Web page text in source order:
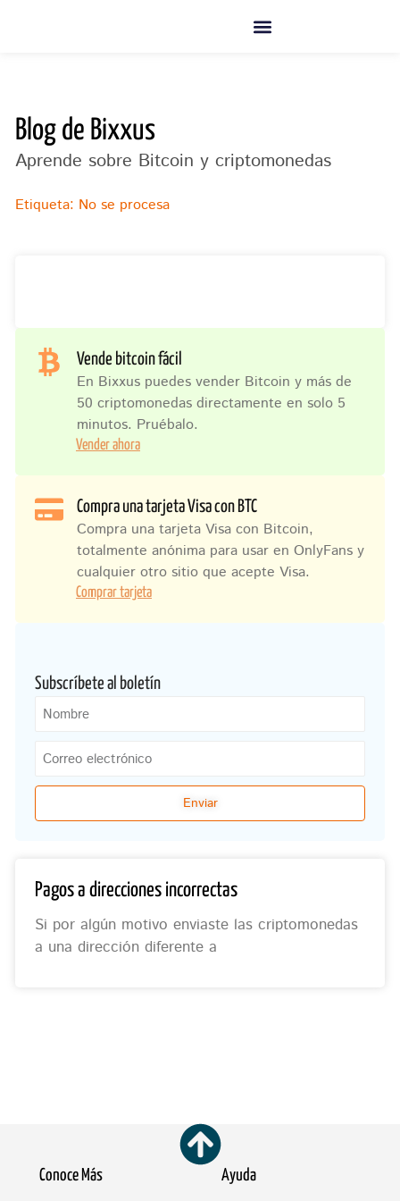
Blog de Bixxus
Aprende sobre Bitcoin y criptomonedas
Etiqueta: No se procesa
Vende bitcoin fácil
En Bixxus puedes vender Bitcoin y más de
50 criptomonedas directamente en solo 5
minutos. Pruébalo.
Vender ahora
Compra una tarjeta Visa con BTC
Compra una tarjeta Visa con Bitcoin,
totalmente anónima para usar en OnlyFans y
cualquier otro sitio que acepte Visa.
Comprar tarjeta
Subscríbete al boletín
Nombre
Correo
electrónico
Enviar
Pagos a direcciones incorrectas
Si por algún motivo enviaste las criptomonedas
a una dirección diferente a
Conoce Más Ayuda